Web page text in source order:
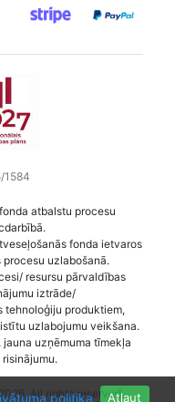
politika Atļaut
1584
atbalstu procesu
fonda ietvaros
uzlabošanā.
resursu pārvaldības
iztrāde/
produktiem,
uzlabojumu veikšana.
jauna uzņēmuma tīmekļa
All rights reserved.